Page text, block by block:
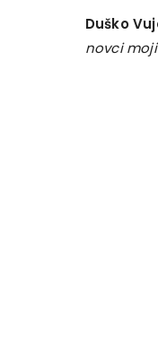
Duško
novci